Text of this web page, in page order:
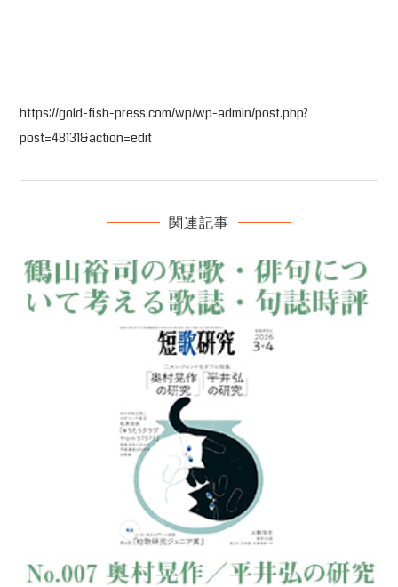
https://gold-fish-press.com/wp/wp-admin/post.php?
post=48131&action=edit
関連記事